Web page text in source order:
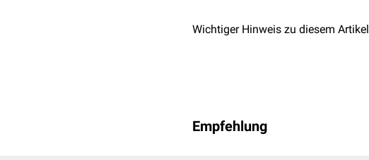
Wichtiger Hinweis zu diesem Artikel
Empfehlung